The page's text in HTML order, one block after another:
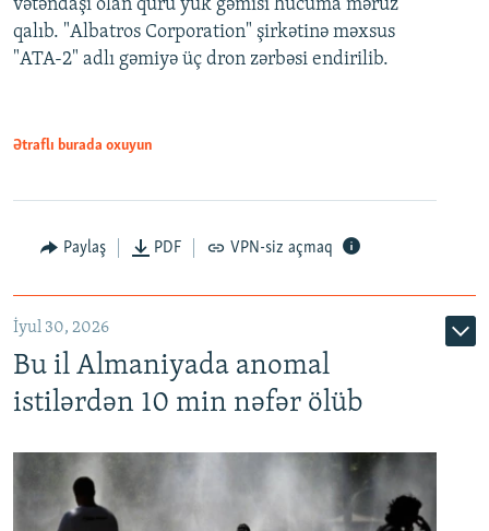
vətəndaşı olan quru yük gəmisi hücuma məruz
qalıb. "Albatros Corporation" şirkətinə məxsus
"ATA-2" adlı gəmiyə üç dron zərbəsi endirilib.
Ətraflı burada oxuyun
Paylaş PDF VPN-siz açmaq
İyul 30, 2026
Bu il Almaniyada anomal
istilərdən 10 min nəfər ölüb